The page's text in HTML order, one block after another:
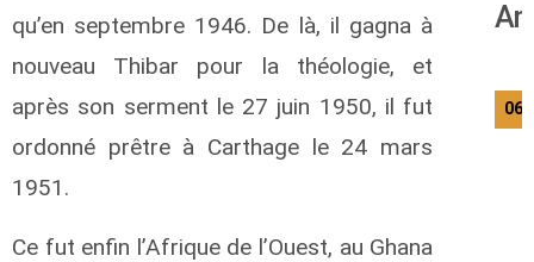
qu’en septembre 1946. De là, il gagna à
nouveau Thibar pour la théologie, et
après son serment le 27 juin 1950, il fut
ordonné prêtre à Carthage le 24 mars
1951.
Ce fut enfin l’Afrique de l’Ouest, au Ghana
06/